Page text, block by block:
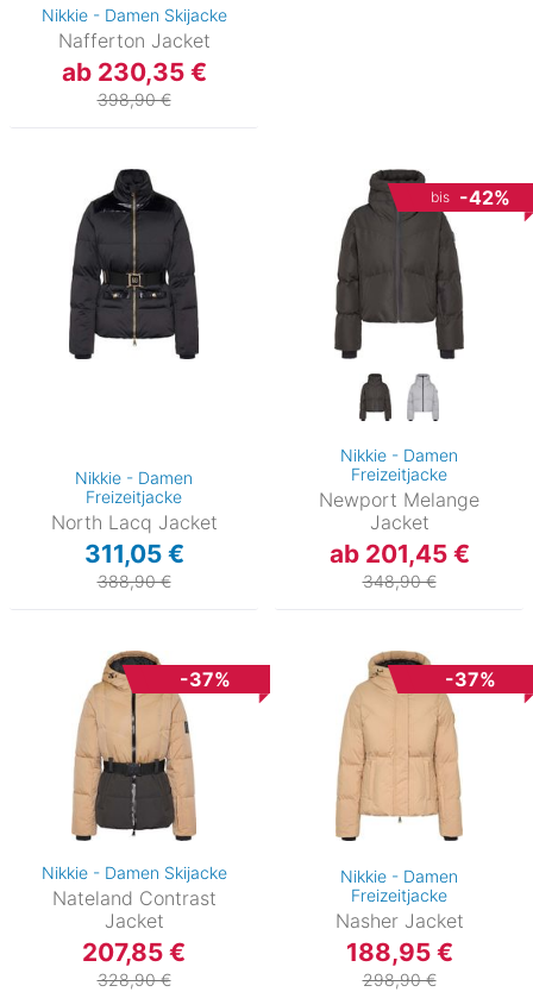
Nikkie - Damen Skijacke
Nafferton Jacket
ab 230,35 €
398,90 €
Nikkie - Damen
Freizeitjacke
North Lacq Jacket
311,05 €
388,90 €
bis -42%
Nikkie - Damen
Freizeitjacke
Newport Melange
Jacket
ab 201,45 €
348,90 €
-37%
Nikkie - Damen Skijacke
Nateland Contrast
Jacket
207,85 €
328,90 €
-37%
Nikkie - Damen
Freizeitjacke
Nasher Jacket
188,95 €
298,90 €